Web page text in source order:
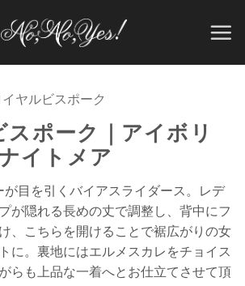
イヤルビスポーク
スポーク｜アイボリ
イトメア
が目を引くバイアスライダース。レデ
が隠れる長めの丈で調整し、背中にフ
、こちらを開けることで裾広がりの女
に。裏地にはエルメスカレをチョイス
らも上品な一着へとお仕立てさせて頂